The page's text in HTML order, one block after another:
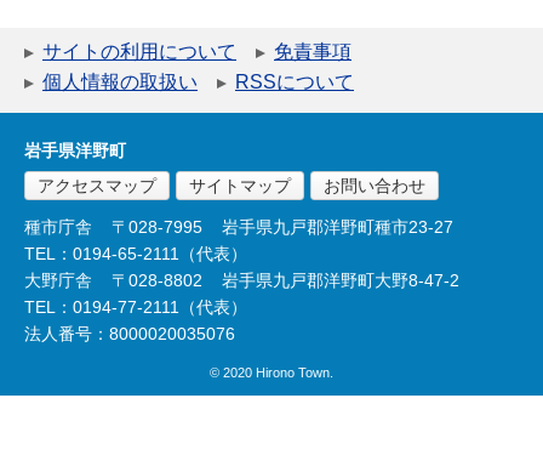
サイトの利用について
免責事項
個人情報の取扱い
RSSについて
岩手県洋野町
アクセスマップ
サイトマップ お問い合わせ
種市庁舎 〒028-7995
岩手県九戸郡洋野町種市23-27
TEL：0194-65-2111（代表）
大野庁舎
〒028-8802
岩手県九戸郡洋野町大野8-47-2
TEL：0194-77-2111（代表）
法人番号：8000020035076
© 2020 Hirono Town.